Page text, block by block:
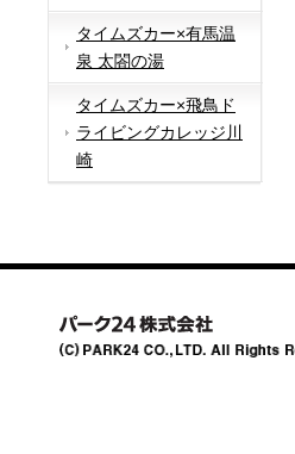
タイムズカー×有馬温
泉 太閤の湯
タイムズカー×飛鳥ド
ライビングカレッジ川
崎